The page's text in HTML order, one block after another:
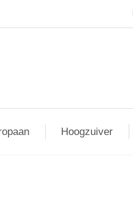
Hoogzuiver